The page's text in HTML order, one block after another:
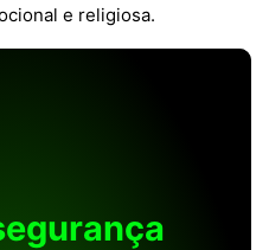
e religiosa.